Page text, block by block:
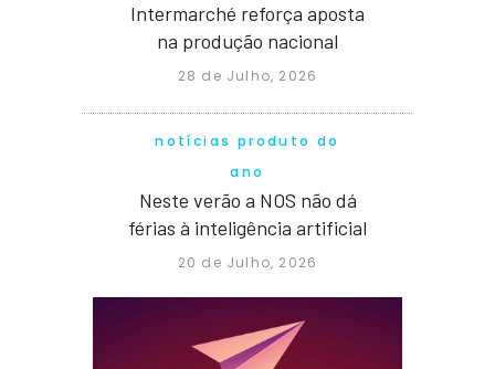
Intermarché reforça aposta
na produção nacional
28 de Julho, 2026
notícias produto do
ano
Neste verão a NOS não dá
férias à inteligência artificial
20 de Julho, 2026